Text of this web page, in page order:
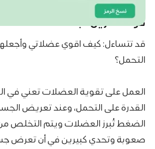
فوائد تمرين البلانك
قد تتساءل: كيف اقوي عضلاتي
التحمل؟
العمل على تقوية العضلات تعني في
القدرة على التحمل، وعند تعريض
الضغط تُبرز العضلات ويتم التخلص
صعوبة وتحدي كبيرين في أن تعرض